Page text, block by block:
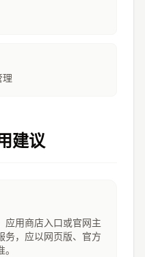
建议
应用商店入口或官网主
务，应以网页版、官方